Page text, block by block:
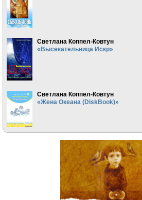
Светлана Коппел-Ковтун
«Высекательница Искр»
Светлана Коппел-Ковтун
«Жена Океана (DiskBook)»